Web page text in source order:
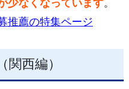
少なくなっています。
推薦の特集ページ
西編）